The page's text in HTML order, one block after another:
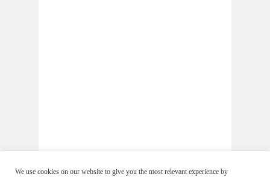
We use cookies on our website to give you the most relevant experience by